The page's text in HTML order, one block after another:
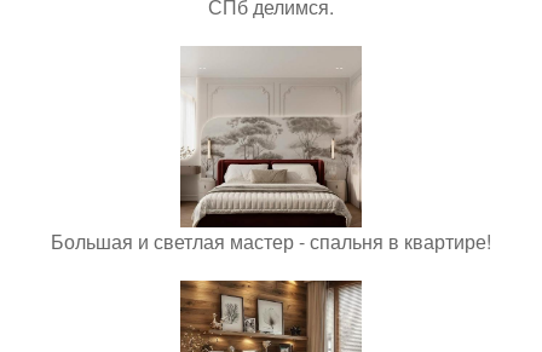
СПб делимся.
Большая и светлая мастер - спальня в квартире!